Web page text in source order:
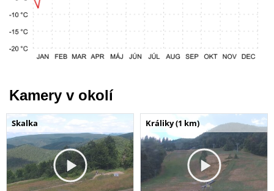
Kamery v okolí
Skalka Králiky (1 km)